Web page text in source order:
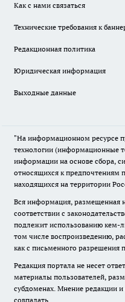
Как с нами связаться
Технические требования к
Редакционная политика
Юридическая информация
Выходные данные
"На информационном ресурсе
технологии (информационные
информации на основе сбора,
относящихся к предпочтениям
находящихся на территории
Вся информация, размещенная
соответствии с
подлежит использованию кем-
том числе воспроизведению,
как с письменного разрешения
Редакция портала не несет
материалы пользователей,
субдоменах. Мнение редакции
совпадать.